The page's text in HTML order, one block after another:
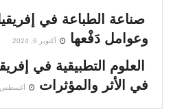
صناعة الطباعة في
وعوامل دَفْعها
أكتوبر 6, 2024
العلوم التطبيقية في
في الأثر والمؤثرات
أغسطس 3, 2026